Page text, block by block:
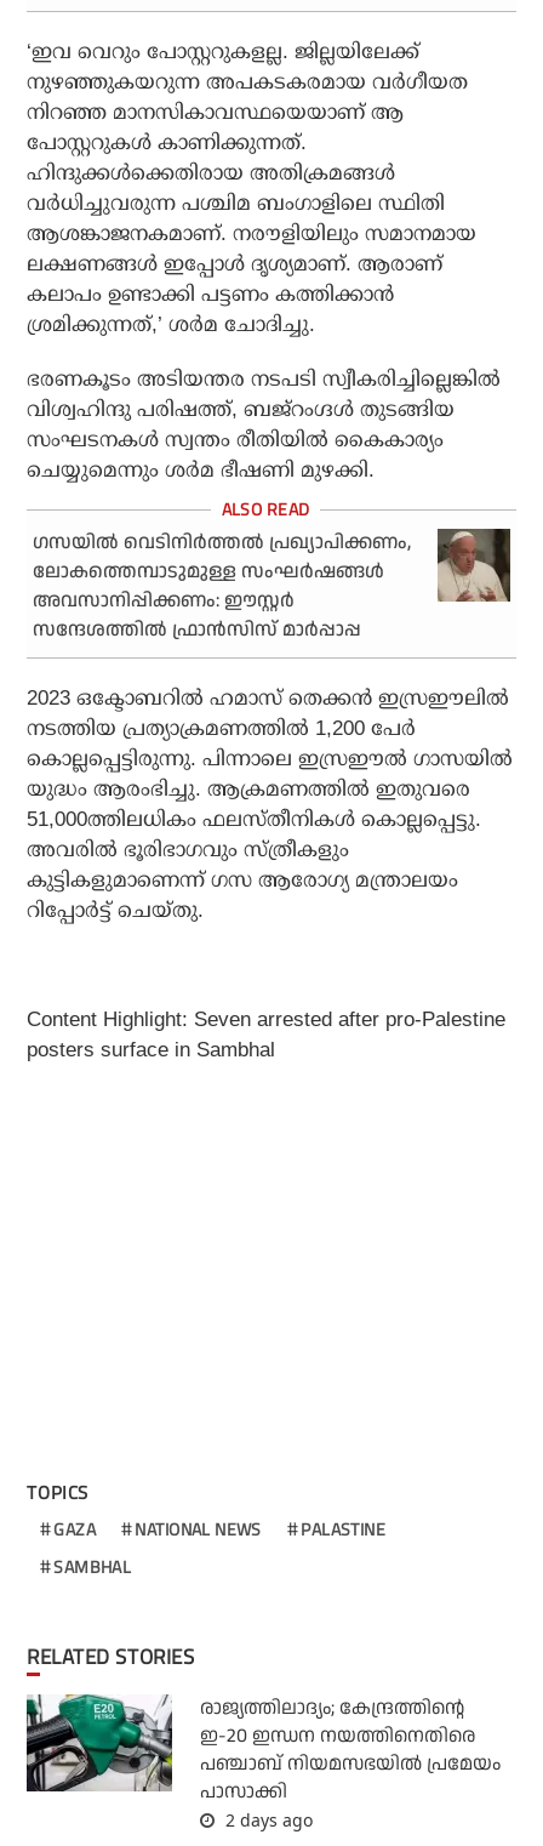
‘ഇവ വെറും പോസ്റ്ററുകളല്ല. ജില്ലയിലേക്ക്
നുഴഞ്ഞുകയറുന്ന അപകടകരമായ വർഗീയത
നിറഞ്ഞ മാനസികാവസ്ഥയെയാണ് ആ
പോസ്റ്ററുകൾ കാണിക്കുന്നത്.
ഹിന്ദുക്കൾക്കെതിരായ അതിക്രമങ്ങൾ
വർധിച്ചുവരുന്ന പശ്ചിമ ബംഗാളിലെ സ്ഥിതി
ആശങ്കാജനകമാണ്. നരൗളിയിലും സമാനമായ
ലക്ഷണങ്ങൾ ഇപ്പോൾ ദൃശ്യമാണ്. ആരാണ്
കലാപം ഉണ്ടാക്കി പട്ടണം കത്തിക്കാൻ
ശ്രമിക്കുന്നത്,’ ശർമ ചോദിച്ചു.
ഭരണകൂടം അടിയന്തര നടപടി സ്വീകരിച്ചില്ലെങ്കിൽ
വിശ്വഹിന്ദു പരിഷത്ത്, ബജ്‌റംഗ്ദൾ തുടങ്ങിയ
സംഘടനകൾ സ്വന്തം രീതിയിൽ കൈകാര്യം
ചെയ്യുമെന്നും ശർമ ഭീഷണി മുഴക്കി.
ഗസയില്‍ വെടിനിര്‍ത്തല്‍ പ്രഖ്യാപിക്കണം,
ലോകത്തെമ്പാടുമുള്ള സംഘര്‍ഷങ്ങള്‍
അവസാനിപ്പിക്കണം: ഈസ്റ്റര്‍
സന്ദേശത്തില്‍ ഫ്രാന്‍സിസ് മാര്‍പ്പാപ്പ
2023 ഒക്ടോബറിൽ ഹമാസ് തെക്കൻ ഇസ്രഈലിൽ
നടത്തിയ പ്രത്യാക്രമണത്തിൽ 1,200 പേർ
കൊല്ലപ്പെട്ടിരുന്നു. പിന്നാലെ ഇസ്രഈൽ ഗാസയിൽ
യുദ്ധം ആരംഭിച്ചു. ആക്രമണത്തിൽ ഇതുവരെ
51,000ത്തിലധികം ഫലസ്തീനികൾ കൊല്ലപ്പെട്ടു.
അവരിൽ ഭൂരിഭാഗവും സ്ത്രീകളും
കുട്ടികളുമാണെന്ന് ഗസ ആരോഗ്യ മന്ത്രാലയം
റിപ്പോർട്ട് ചെയ്തു.
Content Highlight: Seven arrested after pro-Palestine
posters surface in Sambhal
TOPICS
GAZA NATIONAL NEWS
PALASTINE
SAMBHAL
RELATED STORIES
രാജ്യത്തിലാദ്യം; കേന്ദ്രത്തിന്റെ
ഇ-20 ഇന്ധന നയത്തിനെതിരെ
പഞ്ചാബ് നിയമസഭയില്‍ പ്രമേയം
പാസാക്കി
2 days ago